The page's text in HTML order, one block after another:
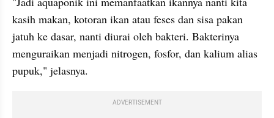
kasih makan, kotoran ikan atau feses dan sisa pakan
jatuh ke dasar, nanti diurai oleh bakteri. Bakterinya
menguraikan menjadi nitrogen, fosfor, dan kalium alias
pupuk," jelasnya.
ADVERTISEMENT